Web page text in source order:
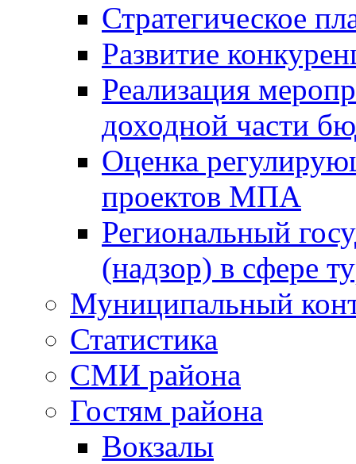
Стратегическое
Развитие
Реализация
доходной части
Оценка
проектов МПА
Региональный
(надзор) в сфере
Муниципальный
Статистика
СМИ района
Гостям района
Вокзалы